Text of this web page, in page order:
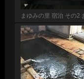
まゆみの里 宿泊 その2